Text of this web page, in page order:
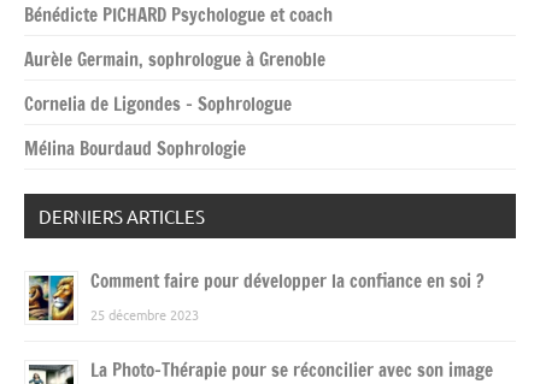
Bénédicte PICHARD Psychologue et coach
Aurèle Germain, sophrologue à Grenoble
Cornelia de Ligondes – Sophrologue
Mélina Bourdaud Sophrologie
DERNIERS ARTICLES
Comment faire pour développer la confiance en soi ?
25 décembre 2023
La Photo-Thérapie pour se réconcilier avec son image